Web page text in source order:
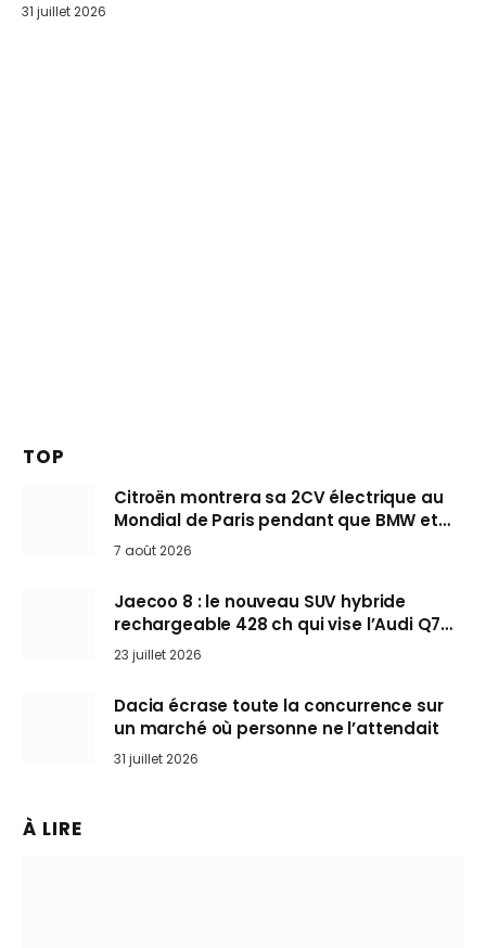
31 juillet 2026
TOP
Citroën montrera sa 2CV électrique au
Mondial de Paris pendant que BMW et
Mini désertent le salon
7 août 2026
Jaecoo 8 : le nouveau SUV hybride
rechargeable 428 ch qui vise l’Audi Q7
arrive en Europe cet automne
23 juillet 2026
Dacia écrase toute la concurrence sur
un marché où personne ne l’attendait
31 juillet 2026
À LIRE